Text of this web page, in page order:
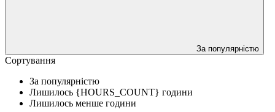
За популярністю
Сортування
За популярністю
Лишилось {HOURS_COUNT} години
Лишилось менше години